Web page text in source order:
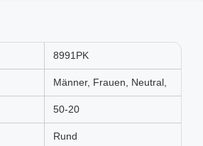
8991PK
Männer, Frauen, Neutral,
50-20
Rund